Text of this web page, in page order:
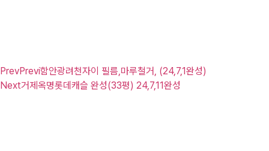
PrevPrevi함안광려천자이 필름,마루철거, (24,7,1완성)
Next거제옥명롯데캐슬 완성(33평) 24,7,11완성